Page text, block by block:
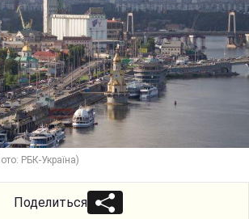
РБК-Україна)
Поделиться